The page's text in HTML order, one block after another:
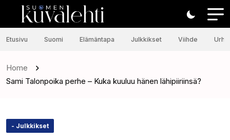
Etusivu Suomi Elämäntapa Julkkikset Viihde
Home
Sami Talonpoika perhe – Kuka kuuluu hänen lähipiiriinsä?
- Julkkikset